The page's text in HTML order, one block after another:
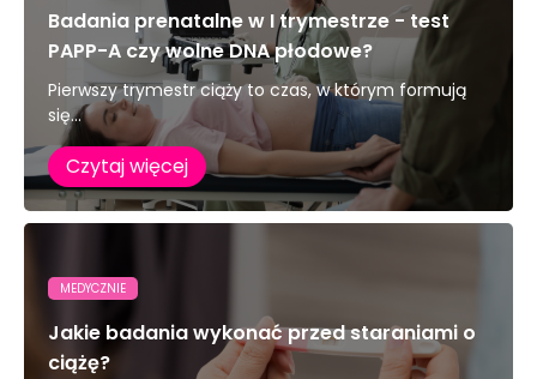
Badania prenatalne w I trymestrze - test
PAPP-A czy wolne DNA płodowe?
Pierwszy trymestr ciąży to czas, w którym formują
się...
Czytaj więcej
MEDYCZNIE
Jakie badania wykonać przed staraniami o
ciążę?